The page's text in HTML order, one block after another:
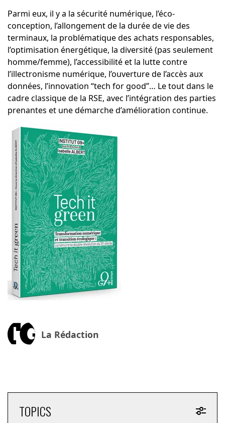
Parmi eux, il y a la sécurité numérique, l’éco-
conception, l’allongement de la durée de vie des
terminaux, la problématique des achats responsables,
l’optimisation énergétique, la diversité (pas seulement
homme/femme), l’accessibilité et la lutte contre
l’illectronisme numérique, l’ouverture de l’accès aux
données, l’innovation “tech for good”… Le tout dans le
cadre classique de la RSE, avec l’intégration des parties
prenantes et une démarche d’amélioration continue.
La Rédaction
TOPICS